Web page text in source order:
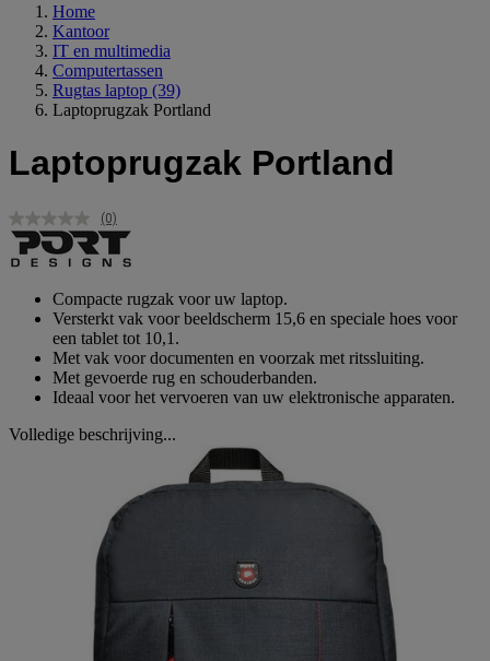
Home
Kantoor
IT en multimedia
Computertassen
Rugtas laptop (39)
Laptoprugzak Portland
Laptoprugzak Portland
Geen
scorewaarde.
Dezelfde
(0)
Compacte rugzak voor uw laptop.
Versterkt vak voor beeldscherm 15,6 en speciale hoes voor
een tablet tot 10,1.
Met vak voor documenten en voorzak met ritssluiting.
Met gevoerde rug en schouderbanden.
Ideaal voor het vervoeren van uw elektronische apparaten.
Volledige beschrijving...